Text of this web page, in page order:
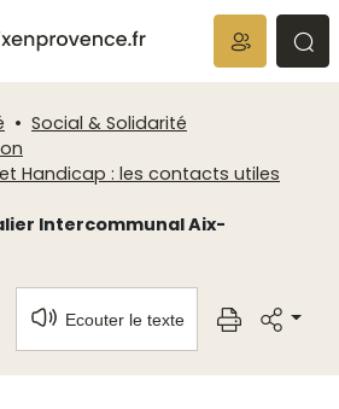
Social & Solidarité
Handicap : les contacts utiles
Intercommunal Aix-
Ecouter le texte
cookies